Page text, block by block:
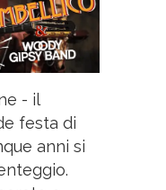
- il
festa di
anni si